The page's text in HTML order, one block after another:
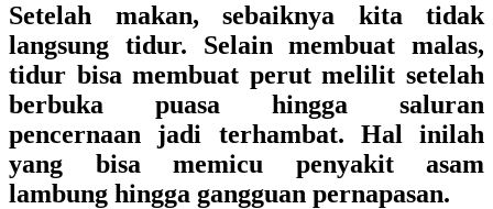
Setelah makan, sebaiknya kita tidak
langsung tidur. Selain membuat malas,
tidur bisa membuat perut melilit setelah
berbuka puasa hingga saluran
pencernaan jadi terhambat. Hal inilah
yang bisa memicu penyakit asam
lambung hingga gangguan pernapasan.